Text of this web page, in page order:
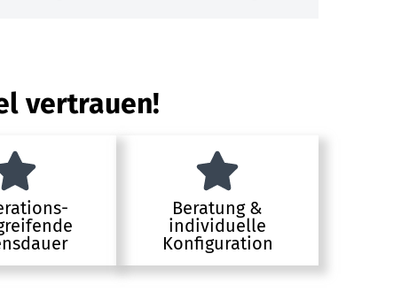
vertrauen!
Beratung &
individuelle
Konfiguration